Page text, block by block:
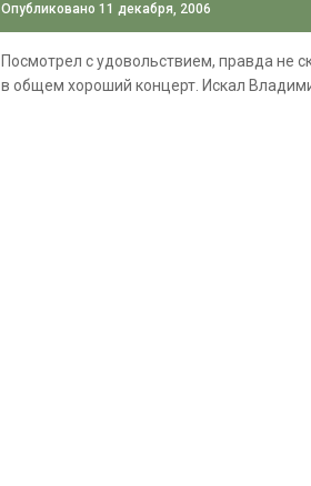
Опубликовано11 декабря, 2006
Посмотрел с удовольствием, правда не
в общем хороший концерт. Искал